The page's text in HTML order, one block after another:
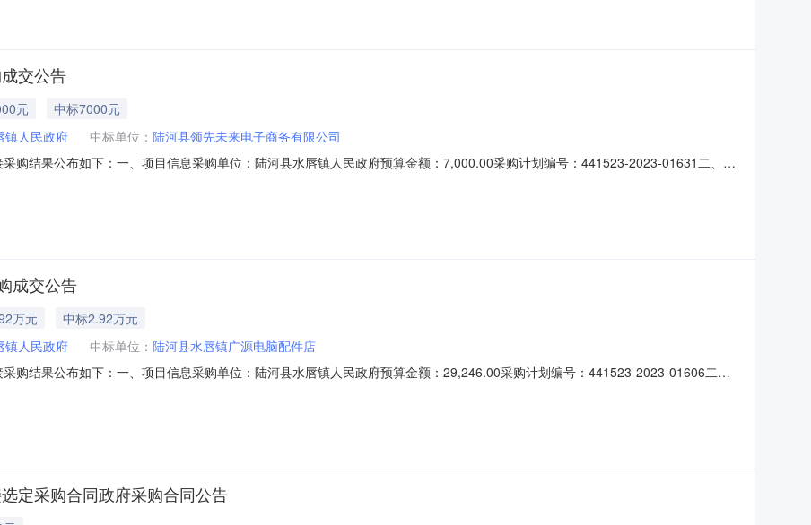
交公告
元
中标7000元
镇人民政府 中标单位： 陆河县领先未来电子商务有限公司
购结果公布如下：一、项目信息采购单位：陆河县水唇镇人民政府预算金额：7,000.00采购计划编号：441523-2023-01631二、成
，.;1￥7000.0000￥7000.00合计￥7000.00大写（人民币）:柒仟元整
成交公告
万元
中标2.92万元
镇人民政府 中标单位： 陆河县水唇镇广源电脑配件店
购结果公布如下：一、项目信息采购单位：陆河县水唇镇人民政府预算金额：29,246.00采购计划编号：441523-2023-01606二、
2A03520005A酷睿I5-12500/16GB/1TB/256GB/集成
定采购合同政府采购合同公告